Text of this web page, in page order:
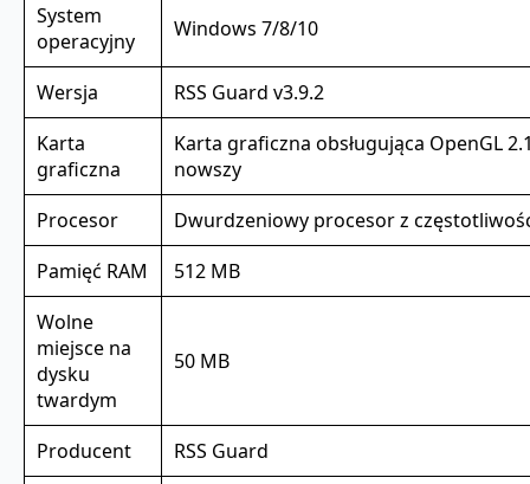
System
operacyjny
Windows 7/8/10
Wersja
RSS Guard v3.9.2
Karta
graficzna
Karta graficzna obsługująca OpenGL
nowszy
Procesor
Dwurdzeniowy procesor z
Pamięć RAM
512 MB
Wolne
miejsce na
dysku
twardym
50 MB
Producent
RSS Guard